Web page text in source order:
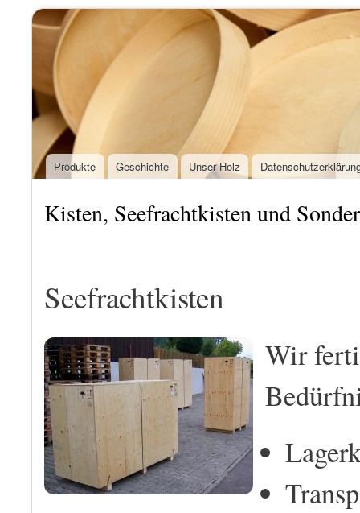
Pillmeier
e.K.
seit
1946
in
Bayern
Hauptmenü
Produkte Geschichte Unser Holz
Kisten, Seefrachtkisten und
Seefrachtkisten
Wir